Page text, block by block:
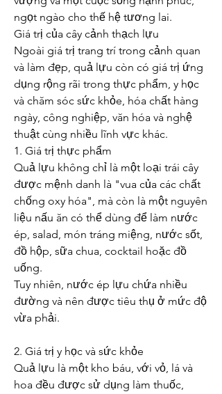
ngọt ngào cho thế hệ tương lai.
Giá trị của cây cảnh thạch lựu
Ngoài giá trị trang trí trong cảnh quan
và làm đẹp, quả lựu còn có giá trị ứng
dụng rộng rãi trong thực phẩm, y học
và chăm sóc sức khỏe, hóa chất hàng
ngày, công nghiệp, văn hóa và nghệ
thuật cùng nhiều lĩnh vực khác.
1. Giá trị thực phẩm
Quả lựu không chỉ là một loại trái cây
được mệnh danh là "vua của các chất
chống oxy hóa", mà còn là một nguyên
liệu nấu ăn có thể dùng để làm nước
ép, salad, món tráng miệng, nước sốt,
đồ hộp, sữa chua, cocktail hoặc đồ
uống.
Tuy nhiên, nước ép lựu chứa nhiều
đường và nên được tiêu thụ ở mức độ
vừa phải.
2. Giá trị y học và sức khỏe
Quả lựu là một kho báu, với vỏ, lá và
hoa đều được sử dụng làm thuốc,